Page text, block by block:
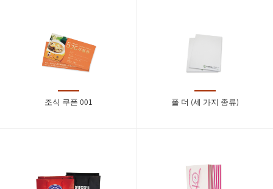
조식 쿠폰 001 폴 더 (세 가지 종류)